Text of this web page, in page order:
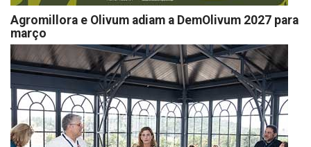
Agromillora e Olivum adiam a DemOlivum 2027 para
março